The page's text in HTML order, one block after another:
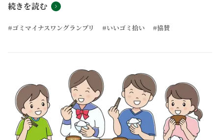
続きを読む
#ゴミマイナスワングランプリ #いいゴミ拾い #協賛